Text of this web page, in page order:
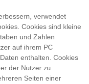
verwendet
Cookies sind kleine
und Zahlen
auf ihrem PC
enthalten. Cookies
der Nutzer zu
Seiten einer